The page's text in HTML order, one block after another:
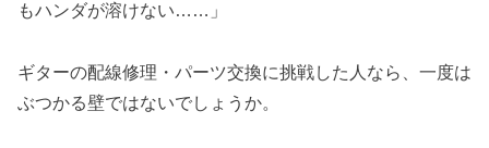
もハンダが溶けない……」
ギターの配線修理・パーツ交換に挑戦した人なら、一度は
ぶつかる壁ではないでしょうか。